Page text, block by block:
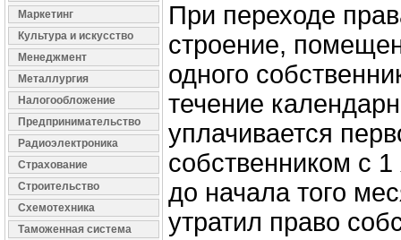
Маркетинг
Культура и искусство
Менеджмент
Металлургия
Налогообложение
Предпринимательство
Радиоэлектроника
Страхование
Строительство
Схемотехника
Таможенная система
При переходе
строение,
одного
течение
уплачивается
собственником с 1
до начала того
утратил право